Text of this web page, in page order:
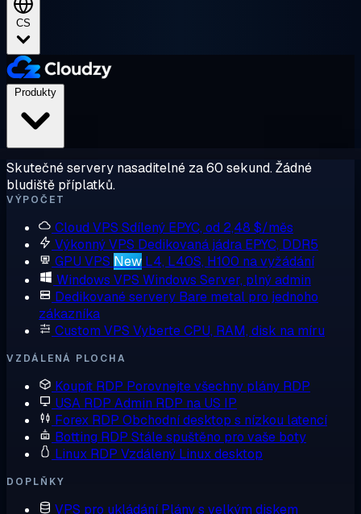
CS
Skutečné servery nasaditelné za 60 sekund. Žádné
bludiště příplatků.
VÝPOČET
Cloud VPS Sdílený EPYC, od 2,48 $/měs
Výkonný VPS Dedikovaná jádra EPYC, DDR5
GPU VPS New L4, L40S, H100 na vyžádání
Windows VPS Windows Server, plný admin
Dedikované servery Bare metal pro jednoho
zákazníka
Custom VPS Vyberte CPU, RAM, disk na míru
VZDÁLENÁ PLOCHA
Koupit RDP Porovnejte všechny plány RDP
USA RDP Admin RDP na US IP
Forex RDP Obchodní desktop s nízkou latencí
Botting RDP Stále spuštěno pro vaše boty
Linux RDP Vzdálený Linux desktop
DOPLŇKY
VPS pro ukládání Plány s velkým diskem